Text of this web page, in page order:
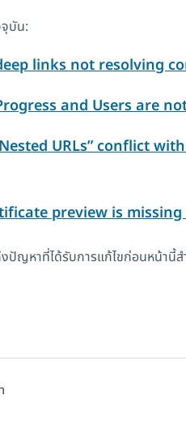
บัน:
links not resolving
and Users are
URLs” conflict
preview is
ปัญหาที่ได้รับการแก้ไขก่อนหน้านี้